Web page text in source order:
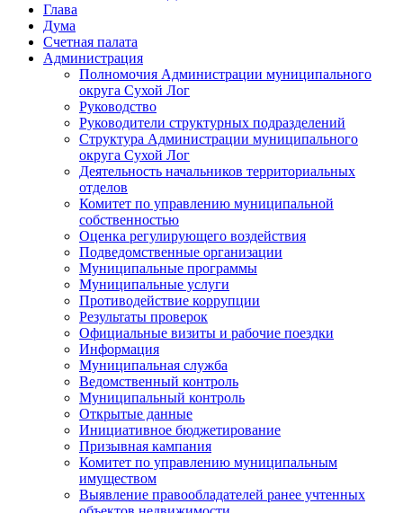
Глава
Дума
Счетная палата
Администрация
Полномочия Администрации муниципального
округа Сухой Лог
Руководство
Руководители структурных подразделений
Структура Администрации муниципального
округа Сухой Лог
Деятельность начальников территориальных
отделов
Комитет по управлению муниципальной
собственностью
Оценка регулирующего воздействия
Подведомственные организации
Муниципальные программы
Муниципальные услуги
Противодействие коррупции
Результаты проверок
Официальные визиты и рабочие поездки
Информация
Муниципальная служба
Ведомственный контроль
Муниципальный контроль
Открытые данные
Инициативное бюджетирование
Призывная кампания
Комитет по управлению муниципальным
имуществом
Выявление правообладателей ранее учтенных